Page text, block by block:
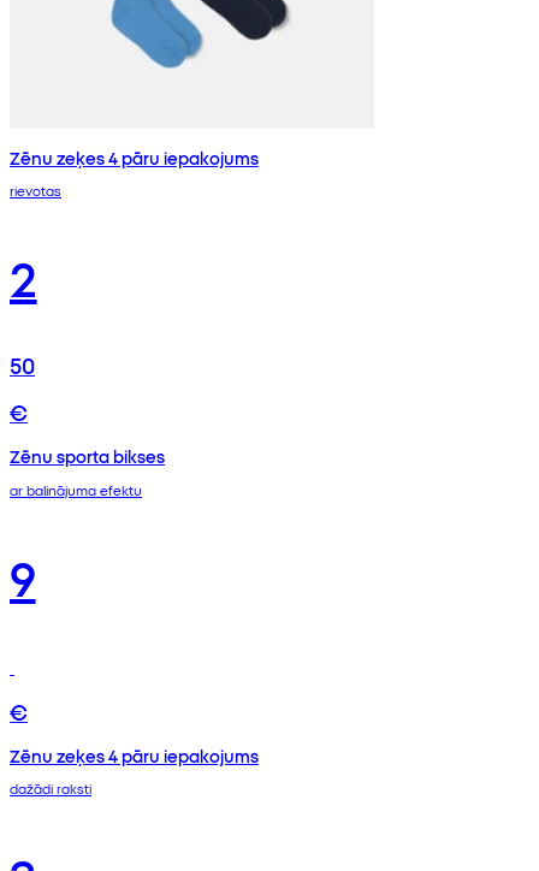
Zēnu zeķes 4 pāru iepakojums
rievotas
2
50
€
Zēnu sporta bikses
ar balinājuma efektu
9
€
Zēnu zeķes 4 pāru iepakojums
dažādi raksti